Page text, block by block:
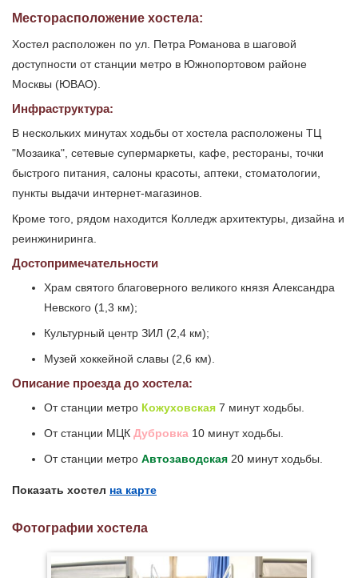
Месторасположение хостела:
Хостел расположен по ул. Петра Романова в шаговой
доступности от станции метро в Южнопортовом районе
Москвы (ЮВАО).
Инфраструктура:
В нескольких минутах ходьбы от хостела расположены ТЦ
"Мозаика", сетевые супермаркеты, кафе, рестораны, точки
быстрого питания, салоны красоты, аптеки, стоматологии,
пункты выдачи интернет-магазинов.
Кроме того, рядом находится Колледж архитектуры, дизайна и
реинжиниринга.
Достопримечательности
Храм святого благоверного великого князя Александра
Невского (1,3 км);
Культурный центр ЗИЛ (2,4 км);
Музей хоккейной славы (2,6 км).
Описание проезда до хостела:
От станции метро Кожуховская 7 минут ходьбы.
От станции МЦК Дубровка 10 минут ходьбы.
От станции метро Автозаводская 20 минут ходьбы.
Показать хостел на карте
Фотографии хостела